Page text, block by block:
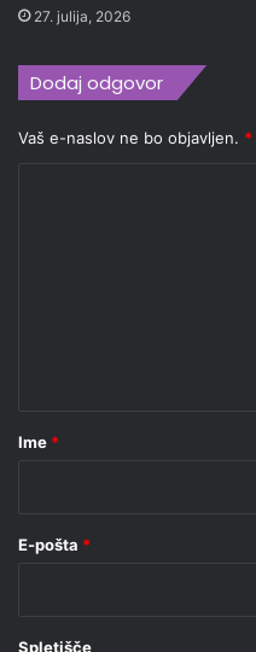
27. julija, 2026
Dodaj odgovor
Vaš e-naslov ne bo objavljen. *
rIme *
E-pošta *
Spletišče